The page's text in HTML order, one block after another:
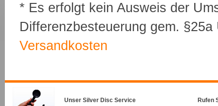
* Es erfolgt kein Ausweis der
Differenzbesteuerung gem.
Versandkosten
Unser Silver Disc Service
Rufen